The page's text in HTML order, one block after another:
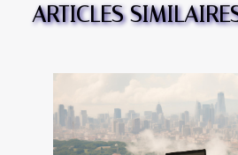
ARTICLES